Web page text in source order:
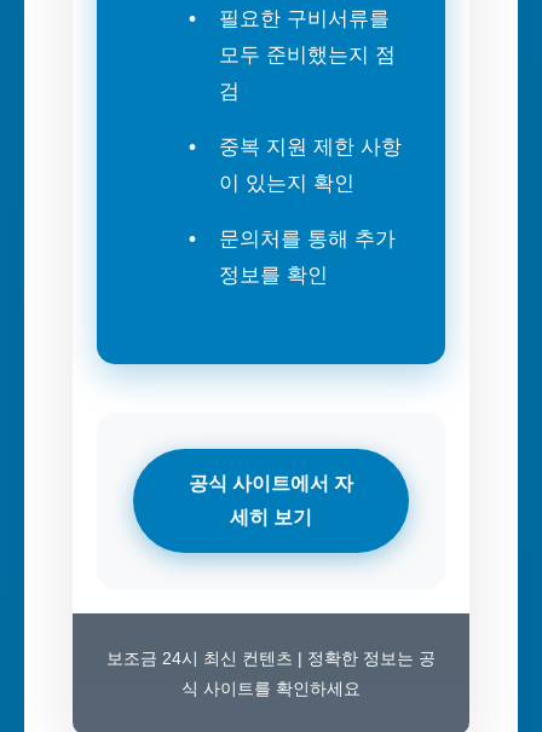
필요한 구비서류를
모두 준비했는지 점
검
중복 지원 제한 사항
이 있는지 확인
문의처를 통해 추가
정보를 확인
공식 사이트에서 자
세히 보기
보조금 24시 최신 컨텐츠 | 정확한 정보는 공
식 사이트를 확인하세요